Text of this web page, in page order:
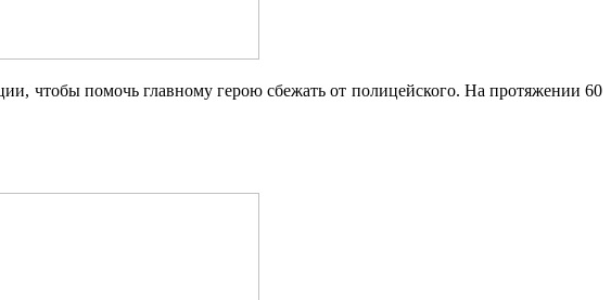
чтобы помочь главному герою сбежать от полицейского. На протяжении 60